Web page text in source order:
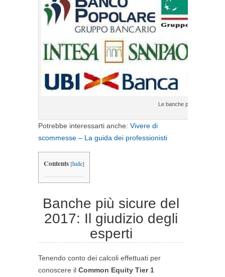
Le banche più sicure d’Italia
Potrebbe interessarti anche: Vivere di
scommesse – La guida dei professionisti
Contents [hide]
Banche più sicure del
2017: Il giudizio degli
esperti
Tenendo conto dei calcoli effettuati per
conoscere il Common Equity Tier 1